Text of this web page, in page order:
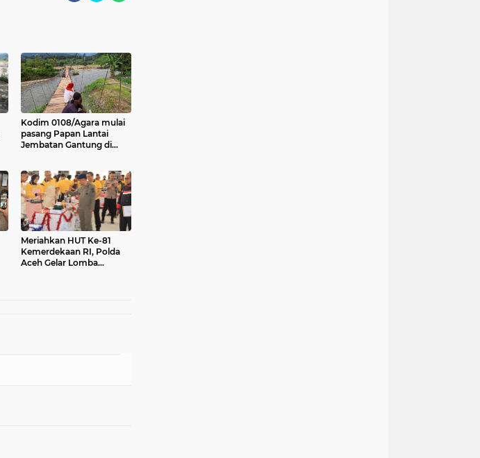
Kodim 0108/Agara mulai
pasang Papan Lantai
Jembatan Gantung di
Meriahkan HUT Ke-81
Kemerdekaan RI, Polda
Aceh Gelar Lomba